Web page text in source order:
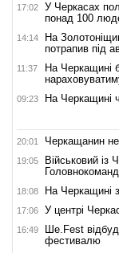
17:02
У Черкасах
понад 100
14:14
На
потрапив під
11:37
На Черкащині
09:23 На Черкащині
20:01 Черкащанин
19:05
Військовий із
18:08 На Черкащині
17:06 У центрі
16:49
Ше.Fest
фестивалю